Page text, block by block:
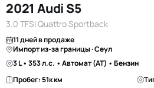
2021 Audi S5
3.0 TFSI Quattro Sportback
11 дней в продаже
Импорт из-за границы · Сеул
3 L • 353 л.с. • Автомат (AT) • Бензин
Пробег: 51к км